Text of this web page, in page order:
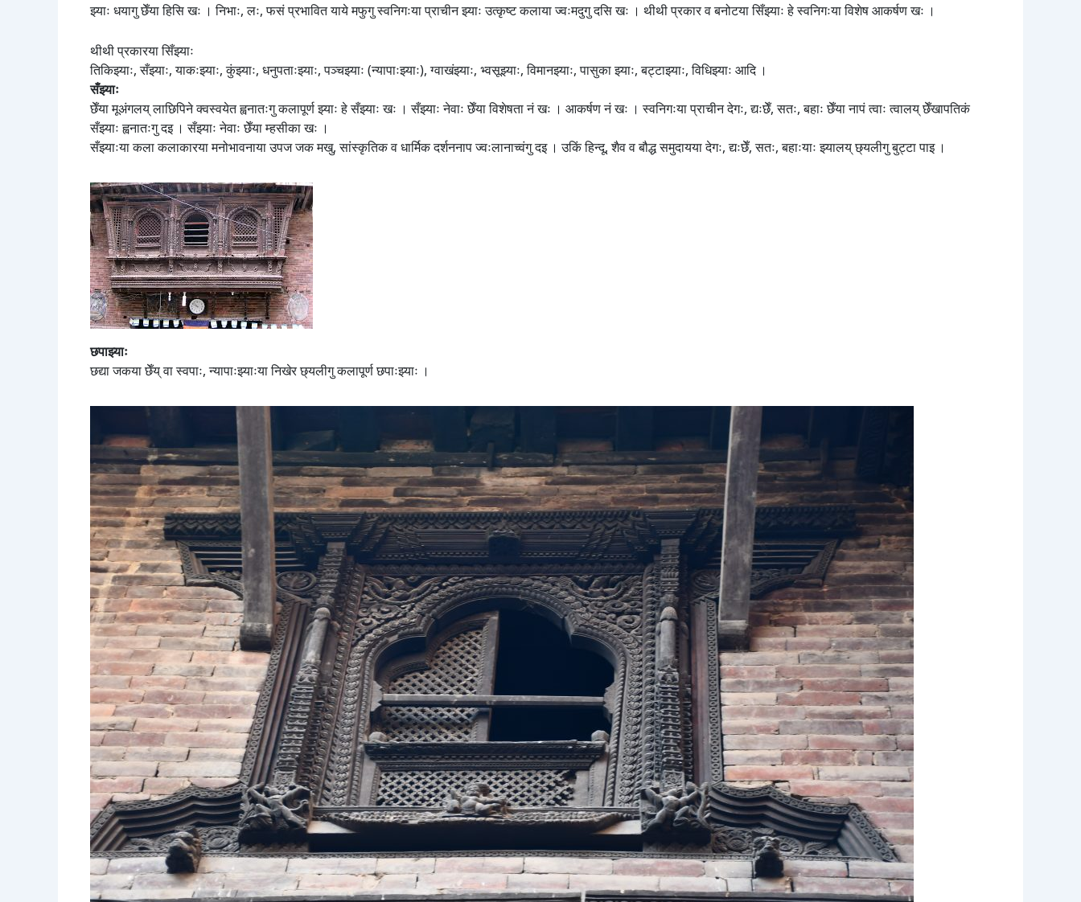
झ्याः धयागु छेँया हिसि खः । निभाः, लः, फसं प्रभावित याये मफुगु स्वनिगःया प्राचीन झ्याः उत्कृष्ट कलाया ज्वःमदुगु दसि खः । थीथी प्रकार व बनोटया सिँझ्याः हे स्वनिगःया विशेष आकर्षण खः ।
थीथी प्रकारया सिँझ्याः
तिकिझ्याः, सँझ्याः, याकःझ्याः, कुंझ्याः, धनुपताःझ्याः, पञ्चझ्याः (न्यापाःझ्याः), ग्वाखंझ्याः, भ्वसूझ्याः, विमानझ्याः, पासुका झ्याः, बट्टाझ्याः, विधिझ्याः आदि ।
सँझ्याः
छेँया मूअंगलय् लाछिपिने क्वस्वयेत ह्वनातःगु कलापूर्ण झ्याः हे सँझ्याः खः । सँझ्याः नेवाः छेँया विशेषता नं खः । आकर्षण नं खः । स्वनिगःया प्राचीन देगः, द्यःछेँ, सतः, बहाः छेँया नापं त्वाः त्वालय् छेँखापतिकं
सँझ्याः ह्वनातःगु दइ । सँझ्याः नेवाः छेँया म्हसीका खः ।
सँझ्याःया कला कलाकारया मनोभावनाया उपज जक मखु, सांस्कृतिक व धार्मिक दर्शननाप ज्वःलानाच्वंगु दइ । उकिं हिन्दू, शैव व बौद्ध समुदायया देगः, द्यःछेँ, सतः, बहाःयाः झ्यालय् छ्यलीगु बुट्टा पाइ ।
छपाझ्याः
छद्या जकया छेँय् वा स्वपाः, न्यापाःझ्याःया निखेर छ्यलीगु कलापूर्ण छपाःझ्याः ।